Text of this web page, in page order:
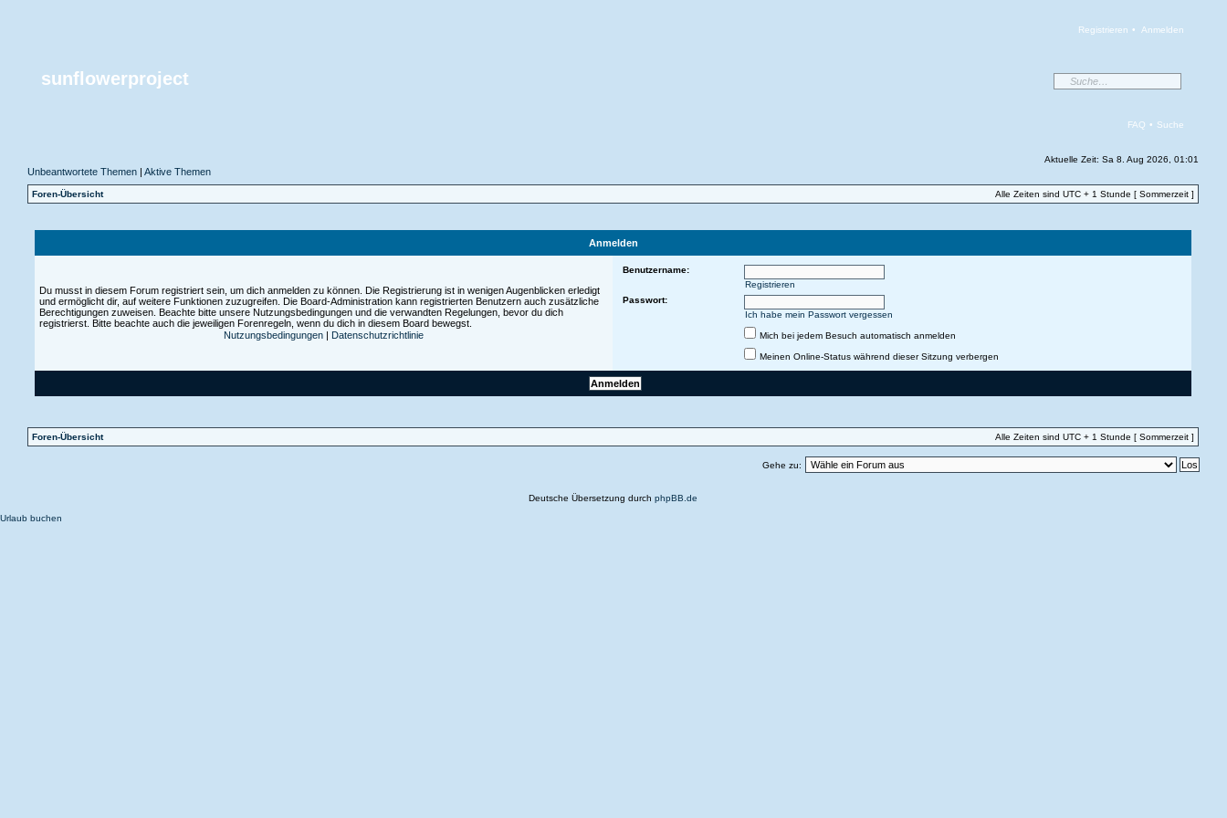
Registrieren • Anmelden
sunflowerproject
FAQ • Suche
Aktuelle Zeit: Sa 8. Aug 2026, 01:01
Unbeantwortete Themen |Aktive Themen
Foren-Übersicht Alle Zeiten sind UTC + 1 Stunde [ Sommerzeit ]
Anmelden
Du musst in diesem Forum registriert sein, um dich anmelden zu können. Die Registrierung ist in wenigen Augenblicken erledigt
und ermöglicht dir, auf weitere Funktionen zuzugreifen. Die Board-Administration kann registrierten Benutzern auch zusätzliche
Berechtigungen zuweisen. Beachte bitte unsere Nutzungsbedingungen und die verwandten Regelungen, bevor du dich
registrierst. Bitte beachte auch die jeweiligen Forenregeln, wenn du dich in diesem Board bewegst.
Nutzungsbedingungen | Datenschutzrichtlinie
Benutzername:
Registrieren
Passwort:
Ich habe mein Passwort vergessen
Mich bei jedem Besuch automatisch anmelden
Meinen Online-Status während dieser Sitzung verbergen
Foren-Übersicht Alle Zeiten sind UTC + 1 Stunde [ Sommerzeit ]
Gehe zu:
Deutsche Übersetzung durchphpBB.de
Urlaub buchen